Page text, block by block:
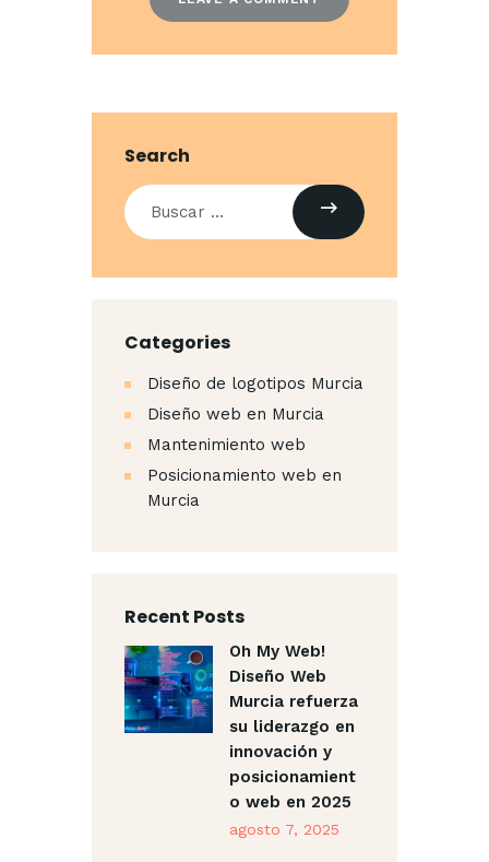
Search
Buscar:
Categories
Diseño de logotipos Murcia
Diseño web en Murcia
Mantenimiento web
Posicionamiento web en
Murcia
Recent Posts
Oh My Web!
Diseño Web
Murcia refuerza
su liderazgo en
innovación y
posicionamient
o web en 2025
agosto 7, 2025